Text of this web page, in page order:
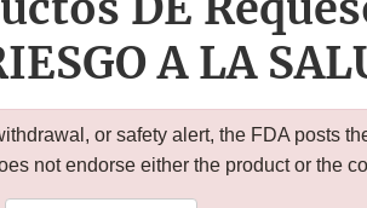
A LA
or safety alert, the FDA posts
not endorse either the product or the